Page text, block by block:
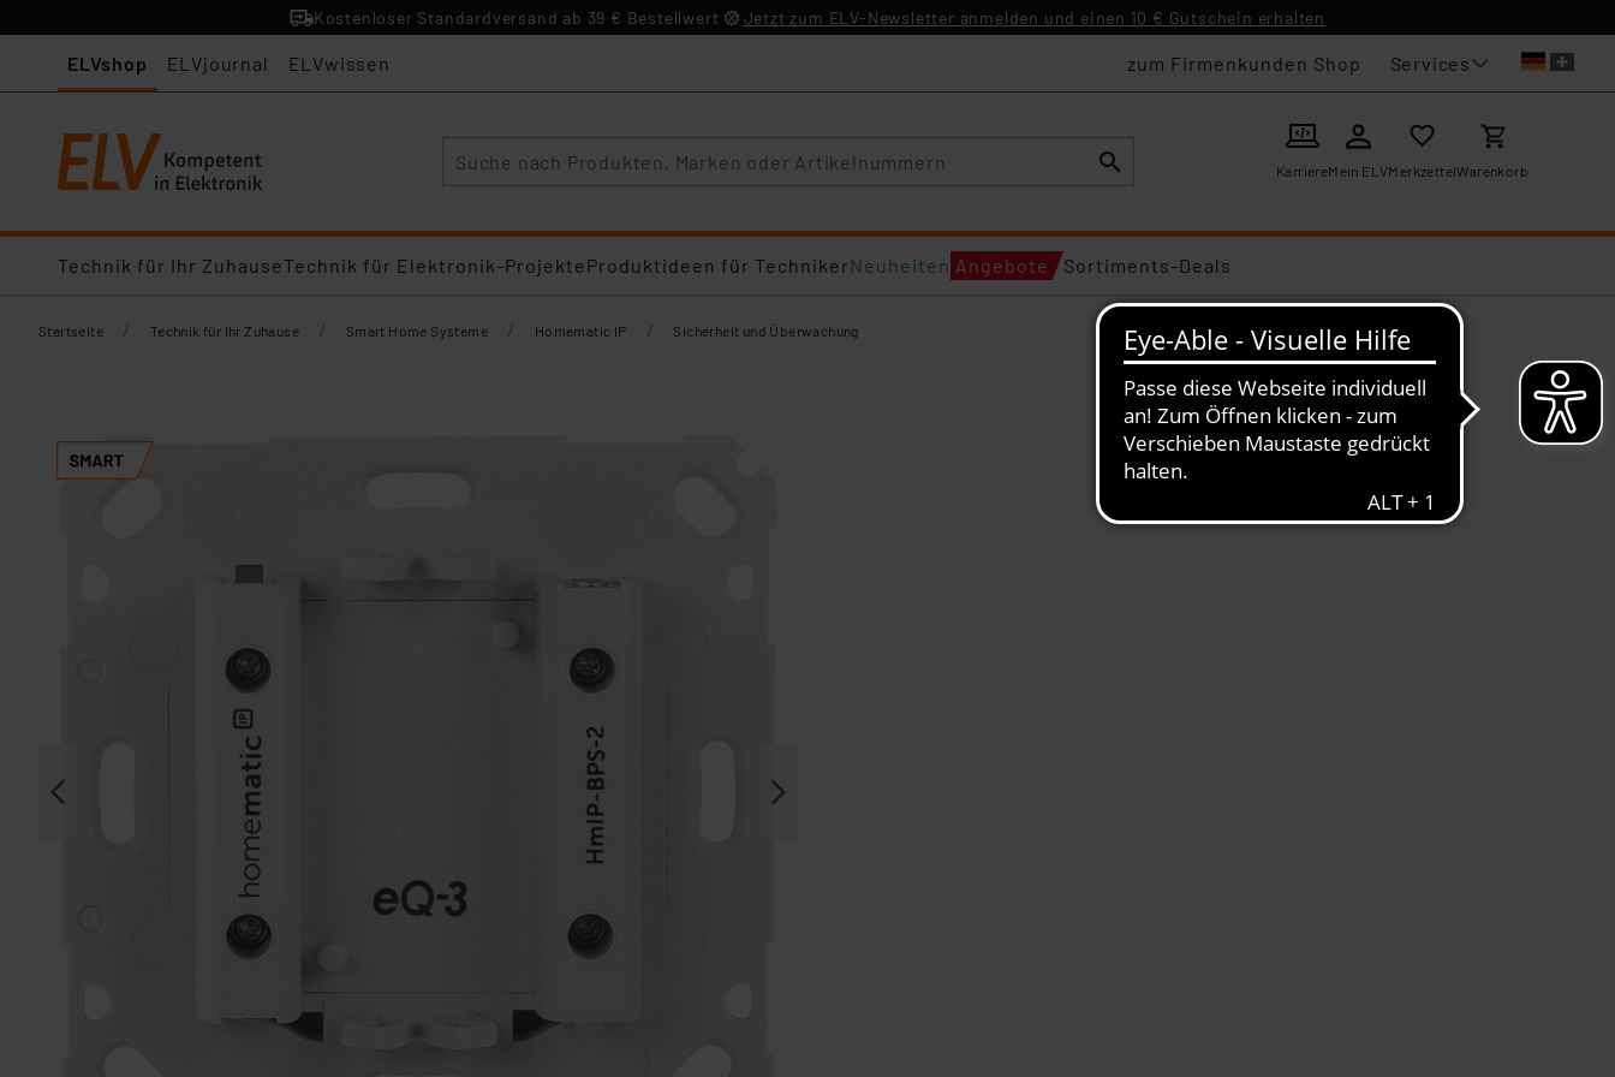
Kostenloser Standardversand ab 39 € Bestellwert Jetzt zum ELV-Newsletter anmelden und einen 10 € Gutschein erhalten
ELVshop ELVjournal ELVwissen zum Firmenkunden Shop Services
KarriereMein ELVMerkzettelWarenkorb
Technik für Ihr ZuhauseTechnik für Elektronik-ProjekteProduktideen für TechnikerNeuheiten Angebote Sortiments-Deals
Startseite / Technik für Ihr Zuhause / Smart Home Systeme / Homematic IP / Sicherheit und Überwachung